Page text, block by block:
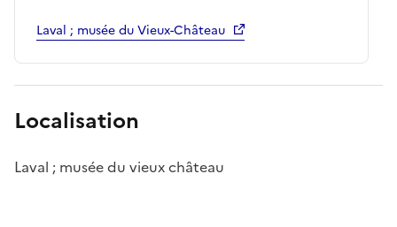
Laval ; musée du Vieux-Château
Localisation
Laval ; musée du vieux château